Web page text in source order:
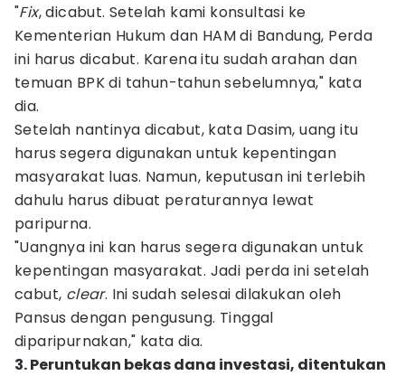
‎"Fix, dicabut. Setelah kami konsultasi ke
Kementerian Hukum dan HAM di Bandung, Perda
ini harus dicabut. Karena itu sudah arahan dan
temuan BPK di tahun-tahun sebelumnya," kata
dia.
Setelah nantinya dicabut, kata Dasim, uang itu
harus segera digunakan untuk kepentingan
masyarakat luas. Namun, keputusan ini terlebih
dahulu harus dibuat peraturannya lewat
paripurna.
"Uangnya ini kan harus segera digunakan untuk
kepentingan masyarakat. Jadi perda ini setelah
cabut, clear. Ini sudah selesai dilakukan oleh
Pansus dengan pengusung. Tinggal
diparipurnakan," kata dia.
3. Peruntukan bekas dana investasi, ditentukan